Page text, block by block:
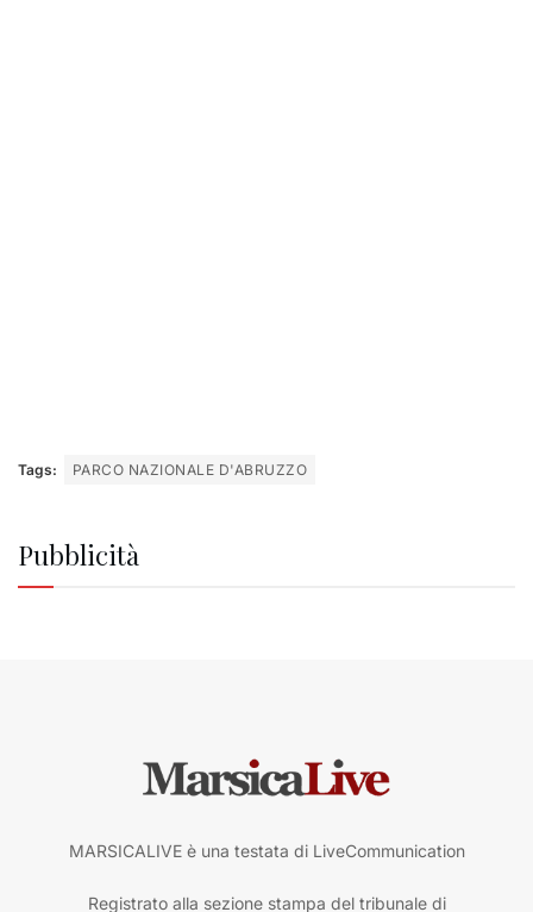
Tags: PARCO NAZIONALE D'ABRUZZO
Pubblicità
MARSICALIVE è una testata di LiveCommunication
Registrato alla sezione stampa del tribunale di